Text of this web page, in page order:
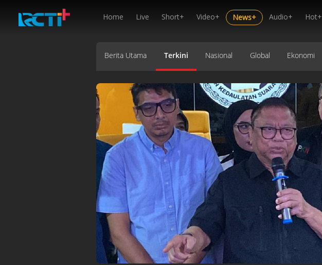
Home Live Short+ Video+ News+ Audio+ Hot+
Berita Utama Terkini Nasional Global Ekonomi